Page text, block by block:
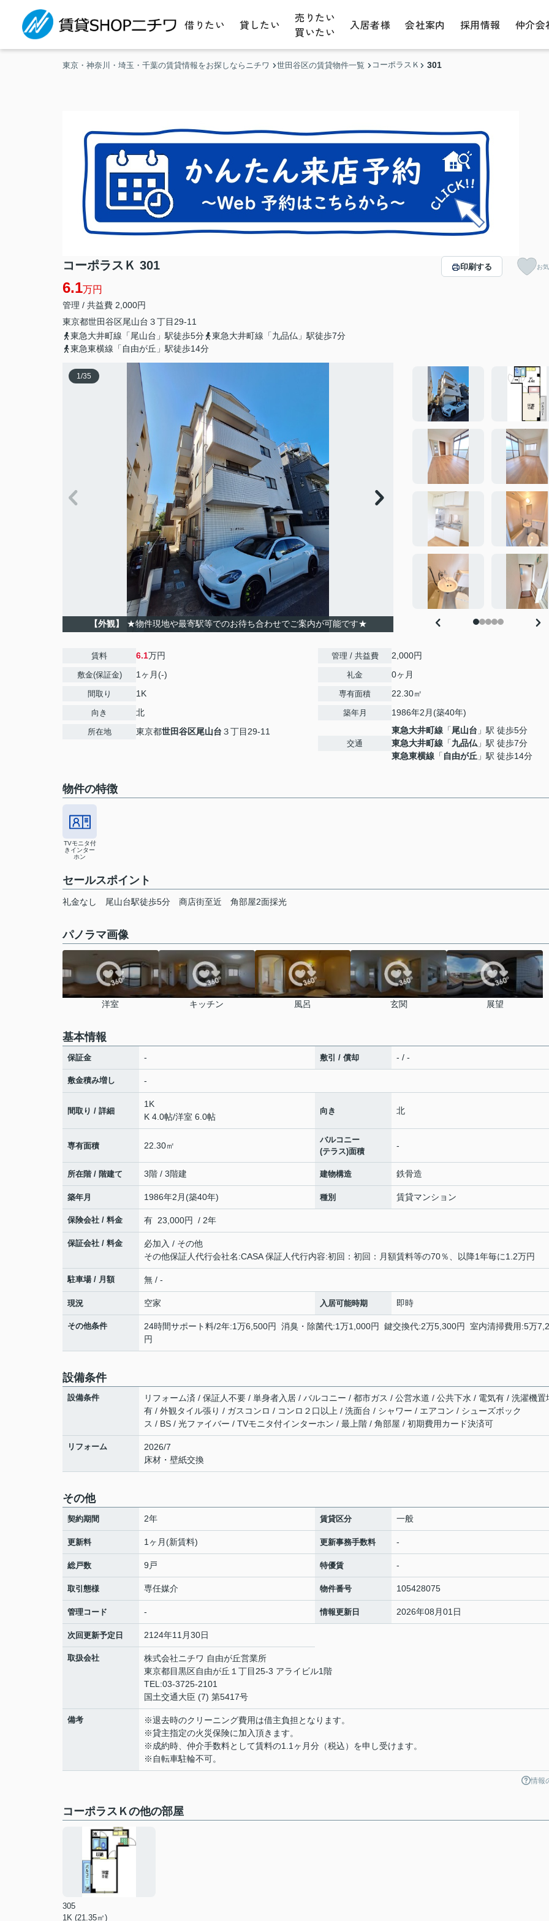
借りたい 貸したい
売りたい
買いたい
入居者様 会社案内 採用情報 仲介会
東京・神奈川・埼玉・千葉の賃貸情報をお探しならニチワ 世田谷区の賃貸物件一覧 コーポラスＫ 301
コーポラスＫ 301
6.1万円
管理 / 共益費 2,000円
東京都世田谷区尾山台 ３丁目29-11
東急大井町線「尾山台」駅徒歩5分
東急大井町線「九品仏」駅徒歩7分
東急東横線「自由が丘」駅徒歩14分
印刷する お
1/35
【外観】 ★物件現地や最寄駅等でのお待ち合わせでご案内が可能です★
賃料 6.1万円
敷金(保証金) 1ヶ月(-)
間取り 1K
向き 北
所在地 東京都世田谷区尾山台 ３丁目29-11
管理 / 共益費 2,000円
礼金 0ヶ月
専有面積 22.30㎡
築年月 1986年2月(築40年)
交通
東急大井町線 「尾山台 」駅 徒歩5分
東急大井町線 「九品仏 」駅 徒歩7分
東急東横線 「 自由が丘 」駅 徒歩14分
物件の特徴
TVモニタ付
きインター
ホン
セールスポイント
礼金なし 尾山台駅徒歩5分 商店街至近 角部屋2面採光
パノラマ画像
洋室 キッチン 風呂 玄関 展望
基本情報
保証金 - 敷引 / 償却 - / -
敷金積み増し -
間取り / 詳細
1K
K 4.0帖/洋室 6.0帖
向き 北
専有面積 22.30㎡
バルコニー
(テラス)面積
-
所在階 / 階建て 3階 / 3階建 建物構造 鉄骨造
築年月 1986年2月(築40年) 種別 賃貸マンション
保険会社 / 料金 有 23,000円 / 2年
保証会社 / 料金
必加入 / その他
その他保証人代行会社名:CASA 保証人代行内容:初回：初回：月額賃料等の70％、以降1年毎に1.2万円
駐車場 / 月額 無 / -
現況 空家 入居可能時期 即時
その他条件
24時間サポート料/2年:1万6,500円 消臭・除菌代:1万1,000円 鍵交換代:2万5,300円 室内清掃費用:5万
円
設備条件
設備条件
リフォーム済 / 保証人不要 / 単身者入居 / バルコニー / 都市ガス / 公営水道 / 公共下水 / 電気有 / 洗濯機置
有 / 外観タイル張り / ガスコンロ / コンロ２口以上 / 洗面台 / シャワー / エアコン / シューズボック
ス / BS / 光ファイバー / TVモニタ付インターホン / 最上階 / 角部屋 / 初期費用カード決済可
リフォーム
2026/7
床材・壁紙交換
その他
契約期間 2年 賃貸区分 一般
更新料 1ヶ月(新賃料) 更新事務手数料 -
総戸数 9戸 特優賃 -
取引態様 専任媒介 物件番号 105428075
管理コード - 情報更新日 2026年08月01日
次回更新予定日 2124年11月30日
取扱会社
株式会社ニチワ 自由が丘営業所
東京都目黒区自由が丘１丁目25-3 アライビル1階
TEL:03-3725-2101
国土交通大臣 (7) 第5417号
備考
※退去時のクリーニング費用は借主負担となります。
※貸主指定の火災保険に加入頂きます。
※成約時、仲介手数料として賃料の1.1ヶ月分（税込）を申し受けます。
※自転車駐輪不可。
情報
コーポラスＫの他の部屋
305
1K (21.35㎡)